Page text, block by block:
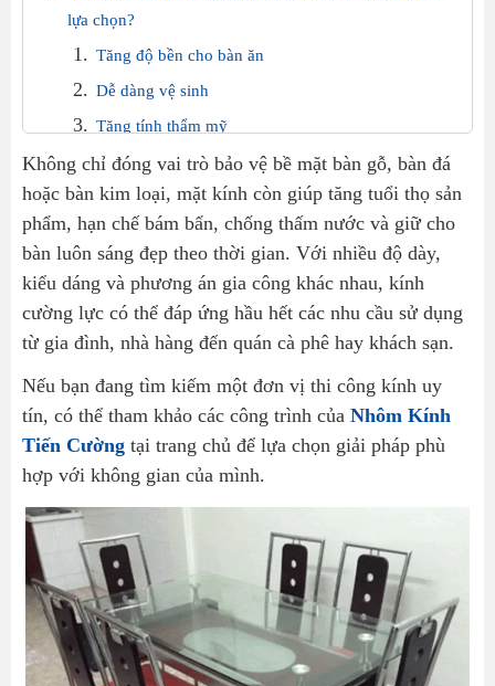
lựa chọn?
Tăng độ bền cho bàn ăn
Dễ dàng vệ sinh
Tăng tính thẩm mỹ
Đảm bảo an toàn khi sử dụng
Những ưu điểm nổi bật của kính mặt bàn ăn cường lực
Khả năng chịu lực vượt trội
Chịu nhiệt tốt
Đa dạng mẫu mã
Gia công theo yêu cầu
gian nào?
Kinh nghiệm lựa chọn kính mặt bàn ăn cường lực phù
hợp
Chọn độ dày phù hợp
Lựa chọn kiểu cạnh kính
Chọn màu kính
Nhược điểm của kính mặt bàn ăn cường lực
Giá thành cao hơn kính thường
Khó thay đổi kích thước sau khi hoàn thiện
Không chỉ đóng vai trò bảo vệ bề mặt bàn gỗ, bàn đá
hoặc bàn kim loại, mặt kính còn giúp tăng tuổi thọ sản
phẩm, hạn chế bám bẩn, chống thấm nước và giữ cho
bàn luôn sáng đẹp theo thời gian. Với nhiều độ dày,
kiểu dáng và phương án gia công khác nhau, kính
cường lực có thể đáp ứng hầu hết các nhu cầu sử dụng
từ gia đình, nhà hàng đến quán cà phê hay khách sạn.
Nếu bạn đang tìm kiếm một đơn vị thi công kính uy
tín, có thể tham khảo các công trình của Nhôm Kính
Tiến Cường tại trang chủ để lựa chọn giải pháp phù
hợp với không gian của mình.